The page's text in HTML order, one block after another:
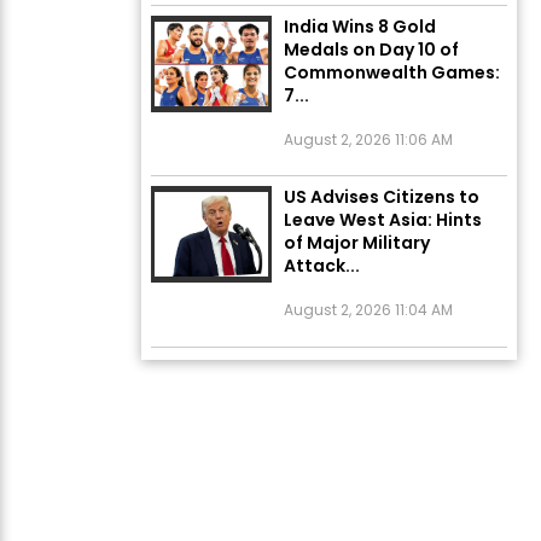
Medals on Day 10 of
Commonwealth Games:
7...
US Advises Citizens to
Leave West Asia: Hints
of Major Military
Attack...
Unique Wedding: Twin
Sisters Marry Twin